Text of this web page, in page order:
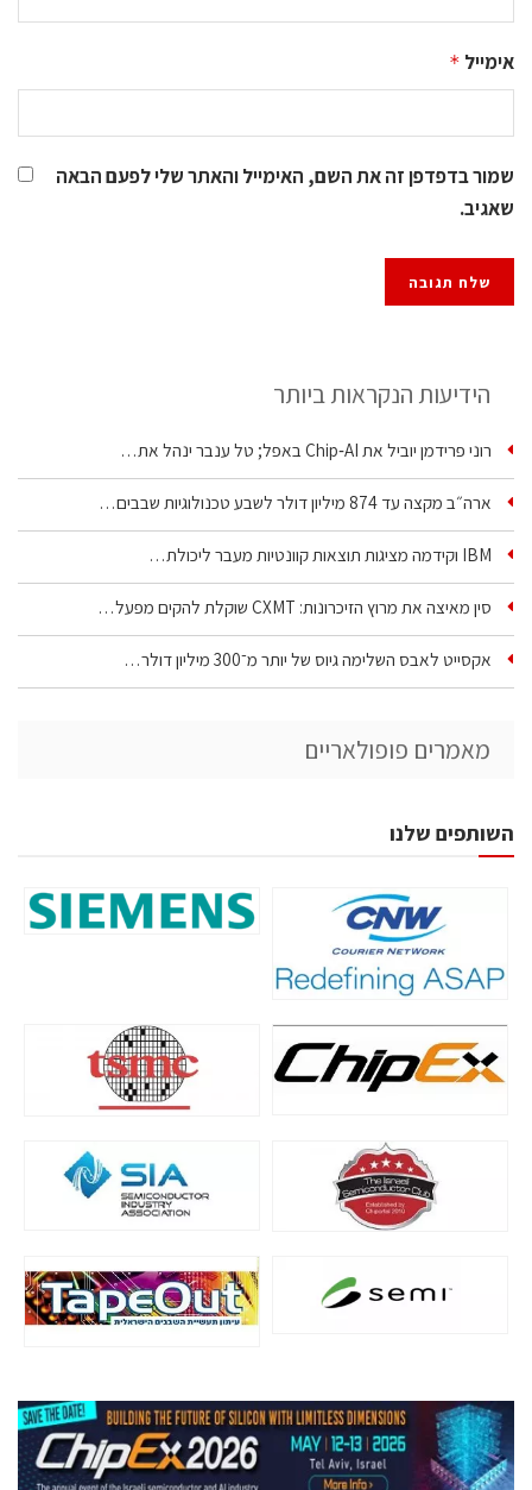
אימייל *
שמור בדפדפן זה את השם, האימייל והאתר שלי לפעם הבאה
שאגיב.
הידיעות הנקראות ביותר
רוני פרידמן יוביל את Chip‑AI באפל; טל ענבר ינהל את…
ארה״ב מקצה עד 874 מיליון דולר לשבע טכנולוגיות שבבים…
IBM וקידמה מציגות תוצאות קוונטיות מעבר ליכולת…
סין מאיצה את מרוץ הזיכרונות: CXMT שוקלת להקים מפעל…
אקסייט לאבס השלימה גיוס של יותר מ־300 מיליון דולר…
מאמרים פופולאריים
השותפים שלנו